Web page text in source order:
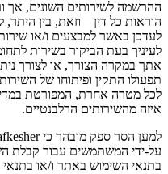
ההרשמה לשירותים השונים, אך
הוראות כל דין – וזאת, בין
לעדכן באשר למבצעים ו/או
לעיניך בעת הביקור בשירות
אתך במקרה הצורך, או לצורך
תפעולו התקין ופיתוחו של
לכל מטרה אחרת, המפורטת
איזה מהשירותים הרלבנטיים.
על-ידי המשתמשים עבור קבלת
בתנאי השימוש באתר ו/או